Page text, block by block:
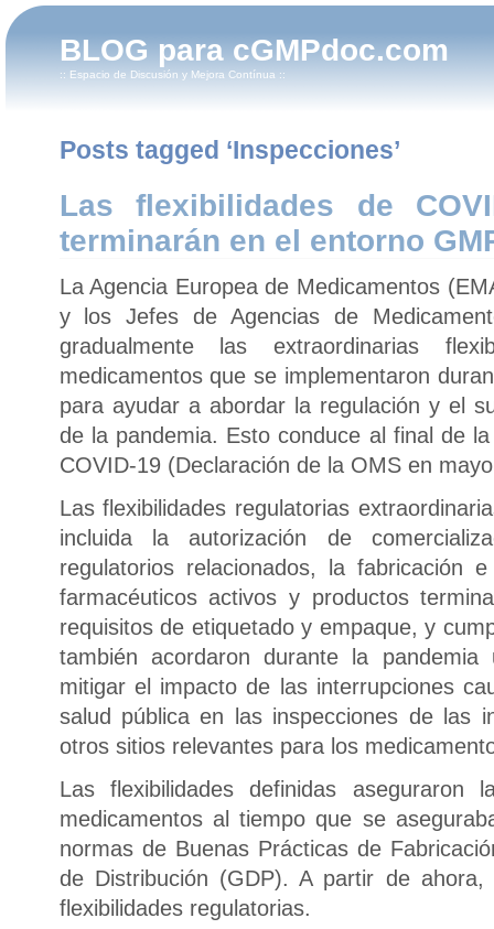
BLOG para cGMPdoc.com
:: Espacio de Discusión y Mejora Contínua ::
Posts tagged ‘Inspecciones’
Las flexibilidades de
terminarán en el entorno
La Agencia Europea de Medicamentos
y los Jefes de Agencias de
gradualmente las extraordinarias
medicamentos que se implementaron
para ayudar a abordar la regulación y el
de la pandemia. Esto conduce al final de
COVID-19 (Declaración de la OMS en
Las flexibilidades regulatorias
incluida la autorización de
regulatorios relacionados, la fabricación
farmacéuticos activos y productos
requisitos de etiquetado y empaque, y
también acordaron durante la
mitigar el impacto de las interrupciones
salud pública en las inspecciones de las
otros sitios relevantes para los
Las flexibilidades definidas aseguraron
medicamentos al tiempo que se
normas de Buenas Prácticas de
de Distribución (GDP). A partir de
flexibilidades regulatorias.